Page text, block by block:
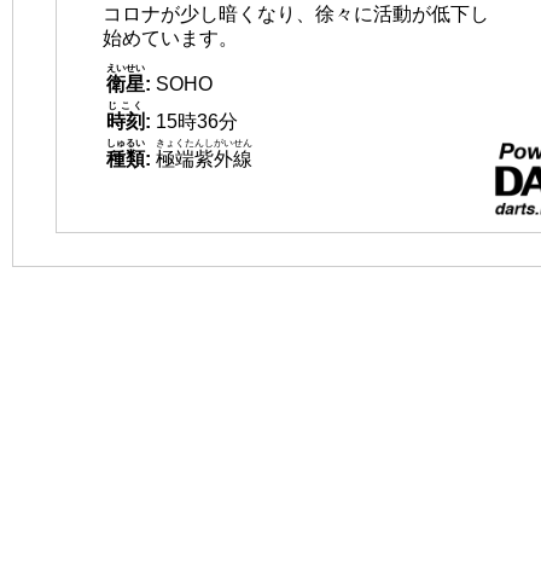
コロナが少し暗くなり、徐々に活動が低下し
始めています。
衛星
えいせい
: SOHO
時刻
じこく
: 15時36分
種類
しゅるい
: 極端紫外線
きょくたんしがいせん